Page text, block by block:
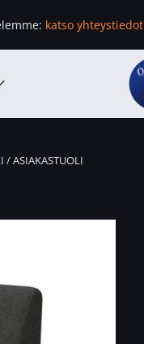
katso yhteystiedot
/ ASIAKASTUOLI